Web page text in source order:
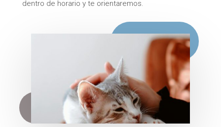
dentro de horario y te orientaremos.